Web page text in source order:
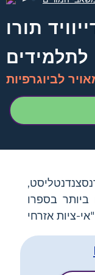
תורו
לתלמידים
לביוגרפיות
ביותר בספרו